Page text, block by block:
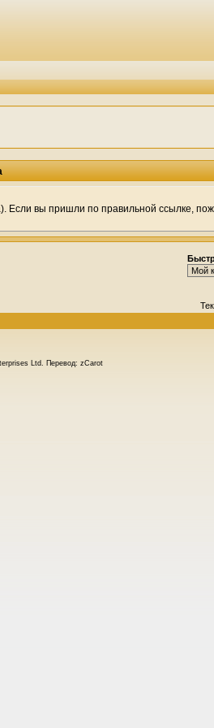
Если вы пришли по правильной ссылке,
Ltd. Перевод: zCarot